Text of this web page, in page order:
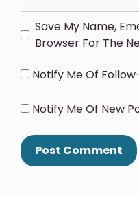
Save My Name,
Browser For The
Notify Me Of
Notify Me Of New